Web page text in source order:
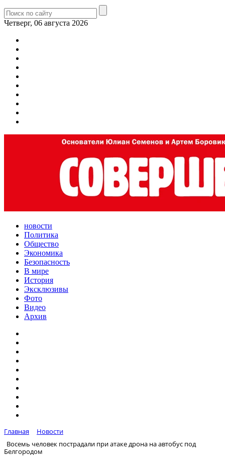
Четверг, 06 августа 2026
новости
Политика
Общество
Экономика
Безопасность
В мире
История
Эксклюзивы
Фото
Видео
Архив
Главная
Новости
Восемь человек пострадали при атаке дрона на автобус под
Белгородом